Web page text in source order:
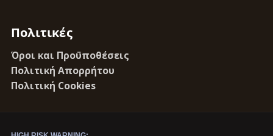
Πολιτικές
Όροι και Προϋποθέσεις
Πολιτική Απορρήτου
Πολιτική Cookies